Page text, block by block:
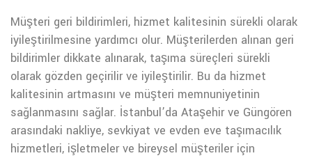
Müşteri geri bildirimleri, hizmet kalitesinin sürekli olarak
iyileştirilmesine yardımcı olur. Müşterilerden alınan geri
bildirimler dikkate alınarak, taşıma süreçleri sürekli
olarak gözden geçirilir ve iyileştirilir. Bu da hizmet
kalitesinin artmasını ve müşteri memnuniyetinin
sağlanmasını sağlar. İstanbul’da Ataşehir ve Güngören
arasındaki nakliye, sevkiyat ve evden eve taşımacılık
hizmetleri, işletmeler ve bireysel müşteriler için